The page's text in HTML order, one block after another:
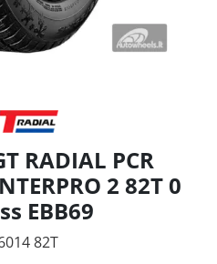
RADIAL PCR
2 82T 0
EBB69
82T